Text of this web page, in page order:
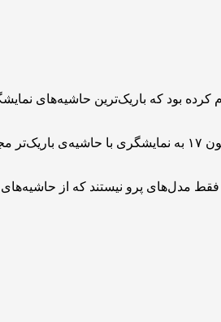
۱۶ پرو و آیفون ۱۶ پرو مکس اعلام کرده بود
به گفته‌ی دیجیتال چت استیشن در ویبو، تمام